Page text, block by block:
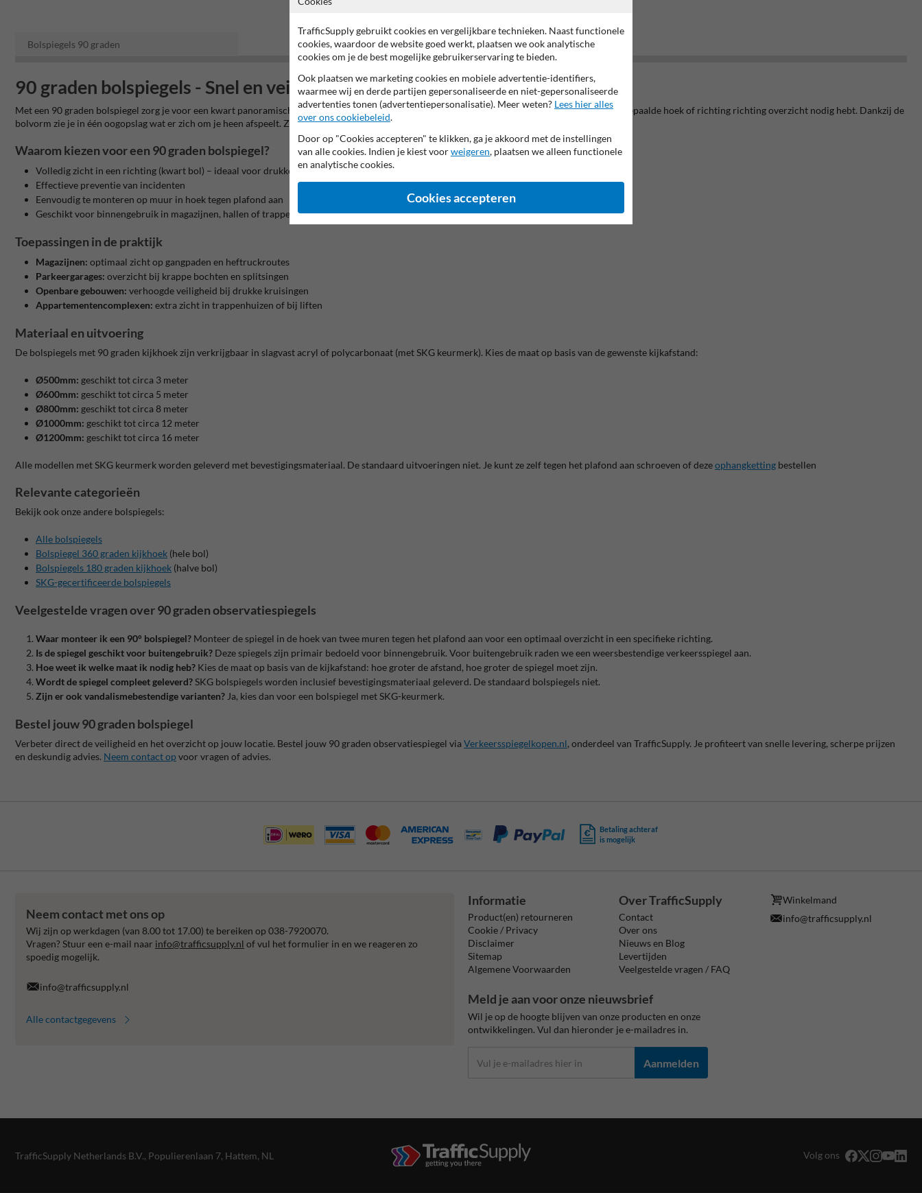
Bolspiegels 90 graden
90 graden bolspiegels - Snel en veilig overzicht
Met een 90 graden bolspiegel zorg je voor een kwart panoramisch zicht. Deze spiegels zijn ideaal op plekken waar je vanuit één oogopslag in een bepaalde hoek of richting richting overzicht nodig hebt. Dankzij de
bolvorm zie je in één oogopslag wat er zich om je heen afspeelt. Zo voorkom je ongevallen, botsingen en onveilige situaties.
Waarom kiezen voor een 90 graden bolspiegel?
Volledig zicht in een richting (kwart bol) – ideaal voor drukke ruimtes
Effectieve preventie van incidenten
Eenvoudig te monteren op muur in hoek tegen plafond aan
Geschikt voor binnengebruik in magazijnen, hallen of trappenhuizen
Toepassingen in de praktijk
Magazijnen: optimaal zicht op gangpaden en heftruckroutes
Parkeergarages: overzicht bij krappe bochten en splitsingen
Openbare gebouwen: verhoogde veiligheid bij drukke kruisingen
Appartementencomplexen: extra zicht in trappenhuizen of bij liften
Materiaal en uitvoering
De bolspiegels met 90 graden kijkhoek zijn verkrijgbaar in slagvast acryl of polycarbonaat (met SKG keurmerk). Kies de maat op basis van de gewenste kijkafstand:
Ø500mm: geschikt tot circa 3 meter
Ø600mm: geschikt tot circa 5 meter
Ø800mm: geschikt tot circa 8 meter
Ø1000mm: geschikt tot circa 12 meter
Ø1200mm: geschikt tot circa 16 meter
Alle modellen met SKG keurmerk worden geleverd met bevestigingsmateriaal. De standaard uitvoeringen niet. Je kunt ze zelf tegen het plafond aan schroeven of dezeophangketting bestellen
Relevante categorieën
Bekijk ook onze andere bolspiegels:
Alle bolspiegels
Bolspiegel 360 graden kijkhoek (hele bol)
Bolspiegels 180 graden kijkhoek (halve bol)
SKG-gecertificeerde bolspiegels
Veelgestelde vragen over 90 graden observatiespiegels
Waar monteer ik een 90° bolspiegel? Monteer de spiegel in de hoek van twee muren tegen het plafond aan voor een optimaal overzicht in een specifieke richting.
Is de spiegel geschikt voor buitengebruik? Deze spiegels zijn primair bedoeld voor binnengebruik. Voor buitengebruik raden we een weersbestendige verkeersspiegel aan.
Hoe weet ik welke maat ik nodig heb? Kies de maat op basis van de kijkafstand: hoe groter de afstand, hoe groter de spiegel moet zijn.
Wordt de spiegel compleet geleverd?SKG bolspiegels worden inclusief bevestigingsmateriaal geleverd. De standaard bolspiegels niet.
Zijn er ook vandalismebestendige varianten? Ja, kies dan voor een bolspiegel met SKG-keurmerk.
Bestel jouw 90 graden bolspiegel
Verbeter direct de veiligheid en het overzicht op jouw locatie. Bestel jouw 90 graden observatiespiegel via Verkeersspiegelkopen.nl, onderdeel van TrafficSupply. Je profiteert van snelle levering, scherpe prijzen
en deskundig advies. Neem contact opvoor vragen of advies.
Betaling achteraf
is mogelijk
Neem contact met ons op
Wij zijn op werkdagen (van 8.00 tot 17.00) te bereiken op 038-7920070.
Vragen? Stuur een e-mail naar info@trafficsupply.nl of vul het formulier in en we reageren zo
spoedig mogelijk.
info@trafficsupply.nl
Alle contactgegevens
Informatie
Product(en) retourneren
Cookie / Privacy
Disclaimer
Sitemap
Algemene Voorwaarden
Over TrafficSupply
Contact
Over ons
Nieuws en Blog
Levertijden
Veelgestelde vragen / FAQ
Winkelmand
info@trafficsupply.nl
Meld je aan voor onze nieuwsbrief
Wil je op de hoogte blijven van onze producten en onze
ontwikkelingen. Vul dan hieronder je e-mailadres in.
Aanmelden
TrafficSupply Netherlands B.V., Populierenlaan 7, Hattem, NL Volg ons
TrafficSupply gebruikt cookies en vergelijkbare technieken. Naast functionele
cookies, waardoor de website goed werkt, plaatsen we ook analytische
cookies om je de best mogelijke gebruikerservaring te bieden.
Ook plaatsen we marketing cookies en mobiele advertentie-identifiers,
waarmee wij en derde partijen gepersonaliseerde en niet-gepersonaliseerde
advertenties tonen (advertentiepersonalisatie). Meer weten? Lees hier alles
over ons cookiebeleid.
Door op "Cookies accepteren" te klikken, ga je akkoord met de instellingen
van alle cookies. Indien je kiest voorweigeren, plaatsen we alleen functionele
en analytische cookies.
Cookies accepteren